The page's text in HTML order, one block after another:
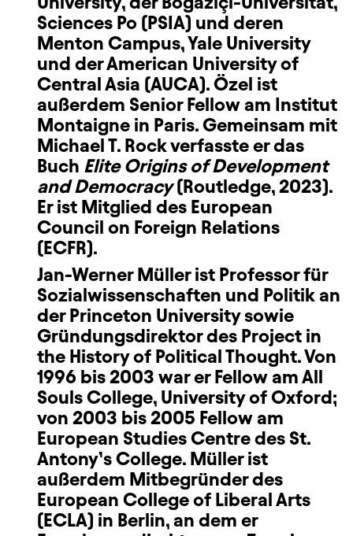
Sciences Po (PSIA) und deren
Menton Campus, Yale University
und der American University of
Central Asia (AUCA). Özel ist
außerdem Senior Fellow am Institut
Montaigne in Paris. Gemeinsam mit
Michael T. Rock verfasste er das
Buch Elite Origins of Development
and Democracy(Routledge, 2023).
Er ist Mitglied des European
Council on Foreign Relations
(ECFR).
Jan-Werner Müllerist Professor für
Sozialwissenschaften und Politik an
der Princeton University sowie
Gründungsdirektor des Project in
the History of Political Thought. Von
1996 bis 2003 war er Fellow am All
Souls College, University of Oxford;
von 2003 bis 2005 Fellow am
European Studies Centre des St.
Antony’s College. Müller ist
außerdem Mitbegründer des
European College of Liberal Arts
(ECLA) in Berlin, an dem er